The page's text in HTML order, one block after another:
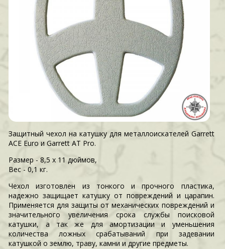
Защитный чехол на катушку для металлоискателей Garrett
ACE Euro и Garrett AT Pro.
Размер - 8,5 x 11 дюймов,
Вес - 0,1 кг.
Чехол изготовлен из тонкого и прочного пластика,
надежно защищает катушку от повреждений и царапин.
Применяется для защиты от механических повреждений и
значительного увеличения срока службы поисковой
катушки, а так же для амортизации и уменьшения
количества ложных срабатываний при задевании
катушкой о землю, траву, камни и другие предметы.